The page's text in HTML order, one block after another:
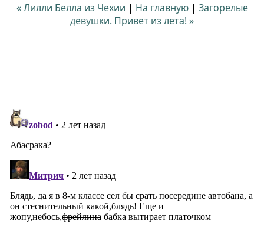
« Лилли Белла из Чехии | На главную| Загорелые
девушки. Привет из лета! »